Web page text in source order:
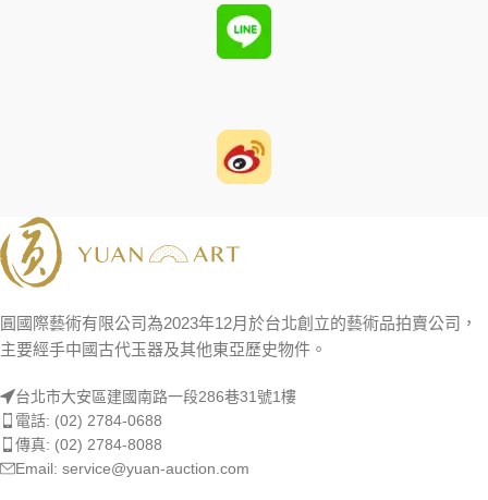
圓國際藝術有限公司為2023年12月於台北創立的藝術品拍賣公司，
主要經手中國古代玉器及其他東亞歷史物件。
台北市大安區建國南路一段286巷31號1樓
電話: (02) 2784-0688
傳真: (02) 2784-8088
Email: service@yuan-auction.com